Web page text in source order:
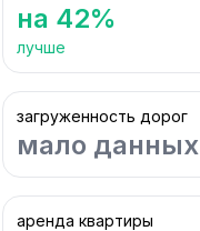
на 42%
лучше
загруженность дорог
мало данных
аренда квартиры